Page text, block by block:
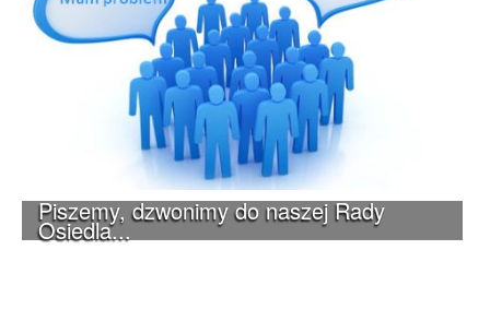
Piszemy, dzwonimy do naszej Rady
Osiedla...